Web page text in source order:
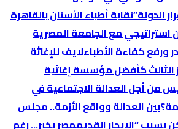
الدولة”نقابة أطباء الأسنان بالقاهرة
استراتيجي مع الجامعة المصرية
ورفع كفاءة الأطباءلايف للإغاثة
الثالث كأفضل مؤسسة إغاثية
من أجل العدالة الاجتماعية في
بين العدالة وواقع الأزمة.. مجلس
“الإيجار القديممصر بخير… رغم